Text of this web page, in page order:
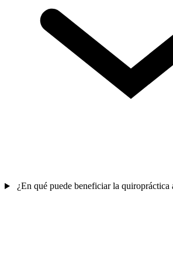
¿En qué puede beneficiar la quiropráctica